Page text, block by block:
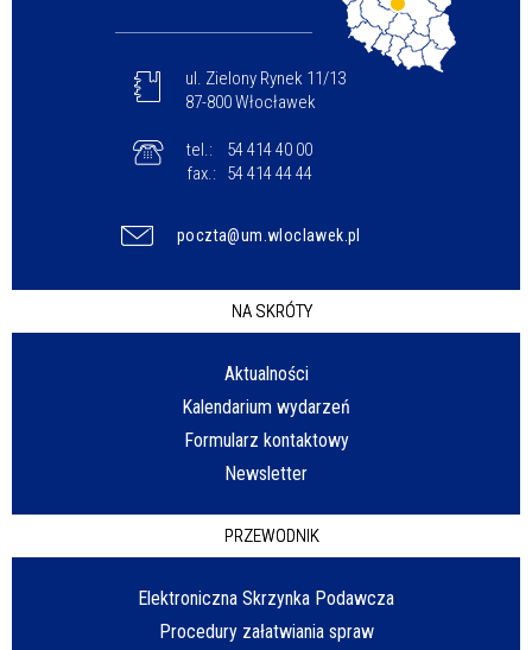
ul. Zielony Rynek 11/13
87-800 Włocławek
tel.:
54 414 40 00
fax.:
54 414 44 44
poczta@um.wloclawek.pl
NA SKRÓTY
Aktualności
Kalendarium wydarzeń
Formularz kontaktowy
Newsletter
PRZEWODNIK
Elektroniczna Skrzynka Podawcza
Procedury załatwiania spraw